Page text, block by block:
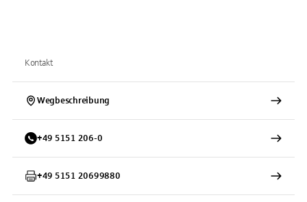
Kontakt
Wegbeschreibung
+49 5151 206-0
+49 5151 20699880